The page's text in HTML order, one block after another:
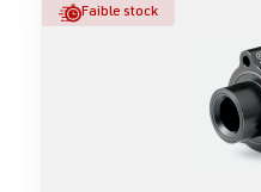
Faible stock